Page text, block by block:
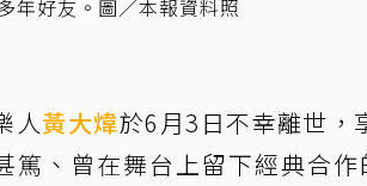
年好友。圖／本報資料照
人黃大煒於6月3日不幸離世，
篤、曾在舞台上留下經典合作